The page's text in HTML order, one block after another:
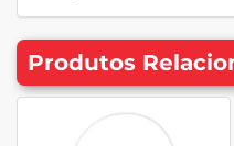
Produtos